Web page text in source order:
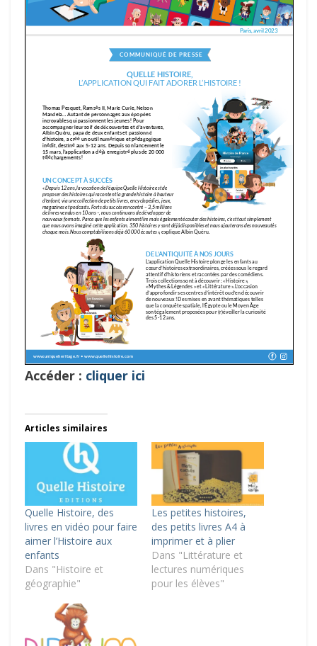
Accéder : cliquer ici
Articles similaires
Quelle Histoire, des
livres en vidéo pour faire
aimer l’Histoire aux
enfants
Dans "Histoire et
géographie"
Les petites histoires,
des petits livres A4 à
imprimer et à plier
Dans "Littérature et
lectures numériques
pour les élèves"